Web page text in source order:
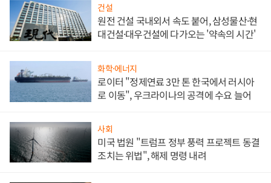
건설
원전 건설 국내외서 속도 붙어, 삼성물산·현
대건설·대우건설에 다가오는 '약속의 시간'
화학·에너지
로이터 "정제연료 3만 톤 한국에서 러시아
로 이동", 우크라이나의 공격에 수요 늘어
사회
미국 법원 "트럼프 정부 풍력 프로젝트 동결
조치는 위법", 해제 명령 내려